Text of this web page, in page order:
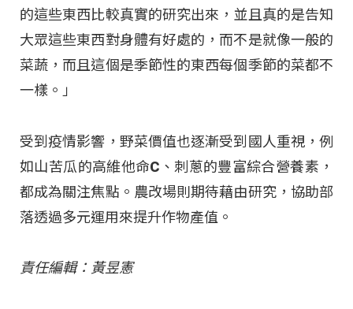
的這些東西比較真實的研究出來，並且真的是告知
大眾這些東西對身體有好處的，而不是就像一般的
菜蔬，而且這個是季節性的東西每個季節的菜都不
一樣。」
受到疫情影響，野菜價值也逐漸受到國人重視，例
如山苦瓜的高維他命C、刺蔥的豐富綜合營養素，
都成為關注焦點。農改場則期待藉由研究，協助部
落透過多元運用來提升作物產值。
責任編輯：黃昱憲